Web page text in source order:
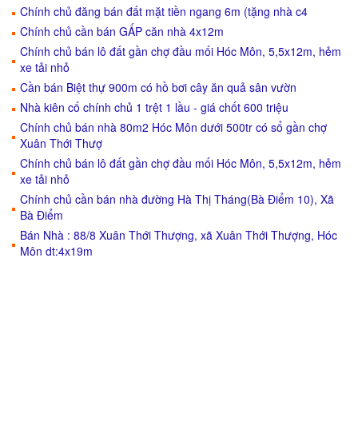
Chính chủ đăng bán đất mặt tiền ngang 6m (tặng nhà c4
Chính chủ cần bán GẤP căn nhà 4x12m
Chính chủ bán lô đất gần chợ đầu mối Hóc Môn, 5,5x12m, hẻm
xe tải nhỏ
Cần bán Biệt thự 900m có hồ bơi cây ăn quả sân vườn
Nhà kiên cố chính chủ 1 trệt 1 lầu - giá chốt 600 triệu
Chính chủ bán nhà 80m2 Hóc Môn dưới 500tr có sổ gần chợ
Xuân Thới Thượ
Chính chủ bán lô đất gần chợ đầu mối Hóc Môn, 5,5x12m, hẻm
xe tải nhỏ
Chính chủ cần bán nhà đường Hà Thị Tháng(Bà Điểm 10), Xã
Bà Điểm
Bán Nhà : 88/8 Xuân Thới Thượng, xã Xuân Thới Thượng, Hóc
Môn dt:4x19m